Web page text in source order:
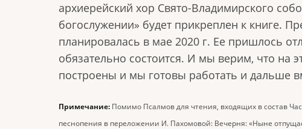
архиерейский хор Свято-Владимирского
богослужении» будет прикреплен к книге.
планировалась в мае 2020 г. Ее пришлось
обязательно состоится. И мы верим, что на
построены и мы готовы работать и дальше
Примечание: Помимо Псалмов для чтения, входящих в состав
песнопения в переложении И. Пахомовой: Вечерня: «Ныне